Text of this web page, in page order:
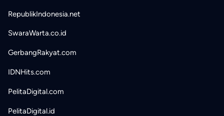
RepublikIndonesia.net
SwaraWarta.co.id
GerbangRakyat.com
IDNHits.com
PelitaDigital.com
PelitaDigital.id